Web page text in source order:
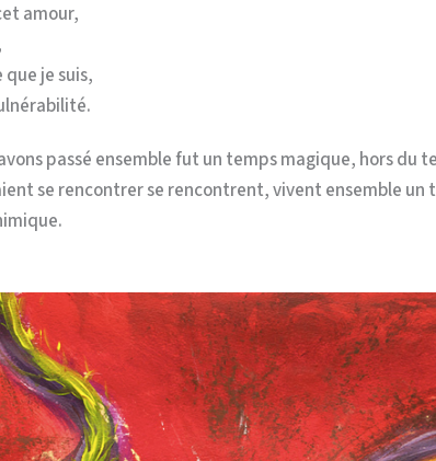
amour,
je suis,
passé ensemble fut un temps magique, hors du
se rencontrer se rencontrent, vivent ensemble un